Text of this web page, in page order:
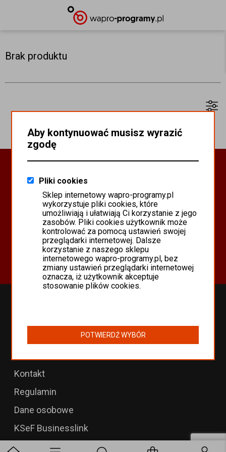
Brak produktu
PROGRAMY WAPRO ERP
PROGRAMY MISTRAL
SYSTEM SCANMAG
Oferta
Programy Asseco WAPRO
Odnowienia 365 i aktualizacje
Programy WAPRO
Kontakt
Regulamin
Dane osobowe
KSeF Businesslink
Aby kontynuować musisz wyrazić
zgodę
Pliki cookies
Sklep internetowy wapro-programy.pl
wykorzystuje pliki cookies, które
umożliwiają i ułatwiają Ci korzystanie z jego
zasobów. Pliki cookies użytkownik może
kontrolować za pomocą ustawień swojej
przeglądarki internetowej. Dalsze
korzystanie z naszego sklepu
internetowego wapro-programy.pl, bez
zmiany ustawień przeglądarki internetowej
oznacza, iż użytkownik akceptuje
stosowanie plików cookies.
POTWIERDŹ WYBÓR